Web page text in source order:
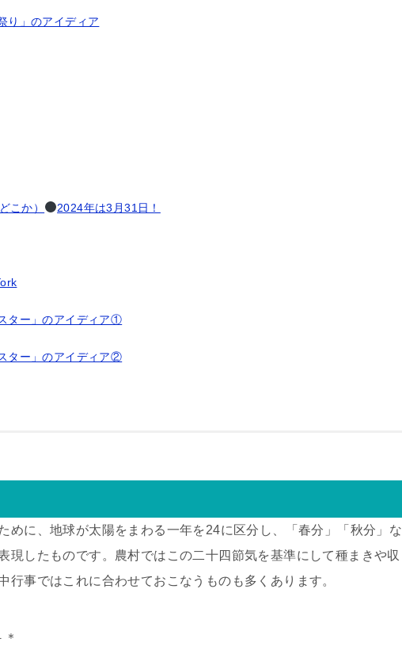
」のアイディア
こか） 2024年は3月31日！
ター」のアイディア①
ター」のアイディア②
めに、地球が太陽をまわる一年を24に区分し、「春分」「秋分」な
現したものです。農村ではこの二十四節気を基準にして種まきや収
行事ではこれに合わせておこなうものも多くあります。